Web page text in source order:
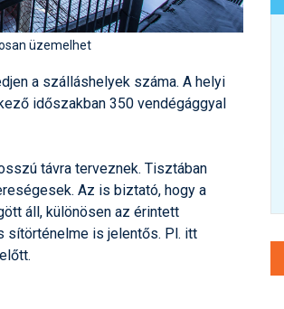
üzemelhet
a szálláshelyek száma. A helyi
időszakban 350 vendégággyal
távra terveznek. Tisztában
Az is biztató, hogy a
áll, különösen az érintett
sítörténelme is jelentős. Pl. itt